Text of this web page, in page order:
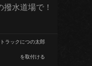
水道場で！
ラックにつの太郎
を取付ける